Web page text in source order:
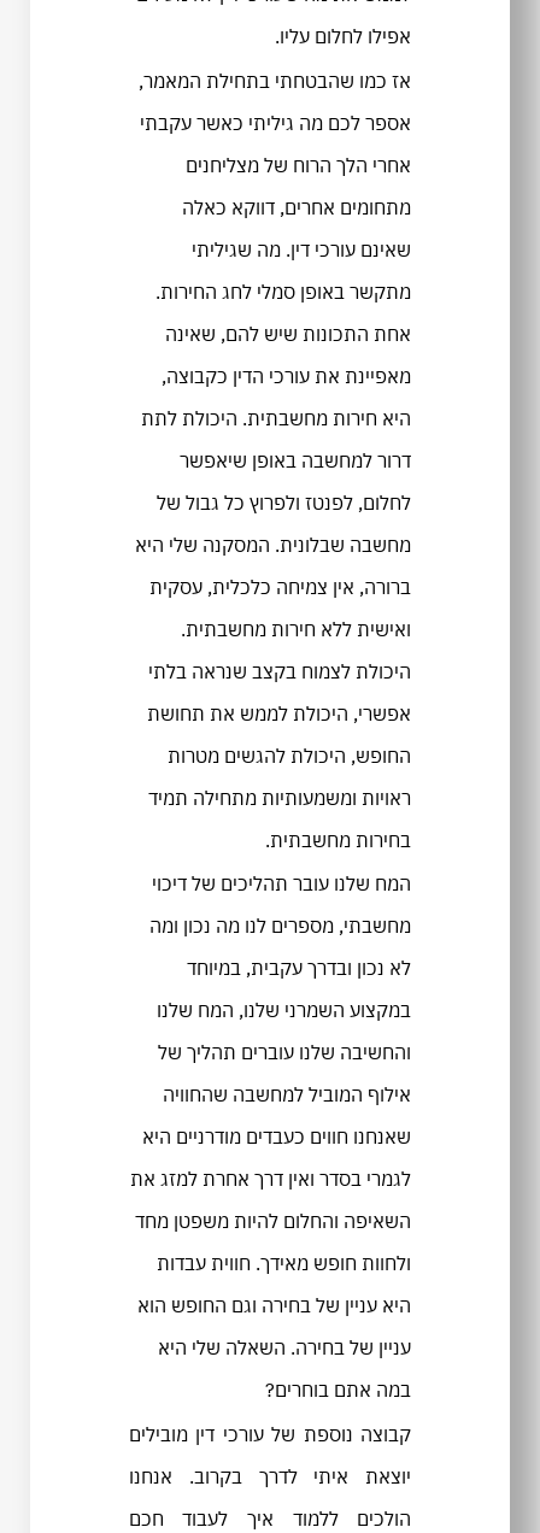
אפילו לחלום עליו.
אז כמו שהבטחתי בתחילת המאמר,
אספר לכם מה גיליתי כאשר עקבתי
אחרי הלך הרוח של מצליחנים
מתחומים אחרים, דווקא כאלה
שאינם עורכי דין. מה שגיליתי
מתקשר באופן סמלי לחג החירות.
אחת התכונות שיש להם, שאינה
מאפיינת את עורכי הדין כקבוצה,
היא חירות מחשבתית. היכולת לתת
דרור למחשבה באופן שיאפשר
לחלום, לפנטז ולפרוץ כל גבול של
מחשבה שבלונית. המסקנה שלי היא
ברורה, אין צמיחה כלכלית, עסקית
ואישית ללא חירות מחשבתית.
היכולת לצמוח בקצב שנראה בלתי
אפשרי, היכולת לממש את תחושת
החופש, היכולת להגשים מטרות
ראויות ומשמעותיות מתחילה תמיד
בחירות מחשבתית.
המח שלנו עובר תהליכים של דיכוי
מחשבתי, מספרים לנו מה נכון ומה
לא נכון ובדרך עקבית, במיוחד
במקצוע השמרני שלנו, המח שלנו
והחשיבה שלנו עוברים תהליך של
אילוף המוביל למחשבה שהחוויה
שאנחנו חווים כעבדים מודרניים היא
לגמרי בסדר ואין דרך אחרת למזג את
השאיפה והחלום להיות משפטן מחד
ולחוות חופש מאידך. חווית עבדות
היא עניין של בחירה וגם החופש הוא
עניין של בחירה. השאלה שלי היא
במה אתם בוחרים?
קבוצה נוספת של עורכי דין מובילים
יוצאת איתי לדרך בקרוב. אנחנו
הולכים ללמוד איך לעבוד חכם